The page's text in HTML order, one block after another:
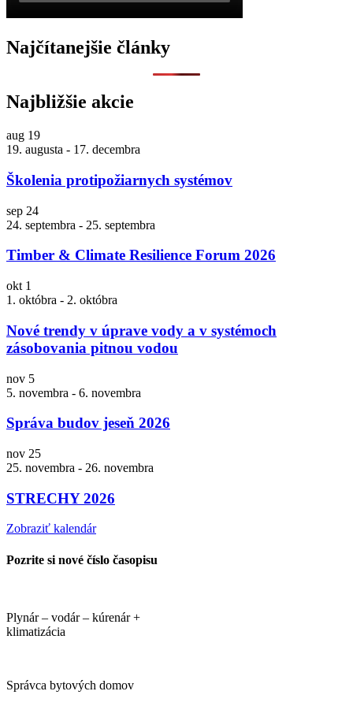
Najčítanejšie články
Najbližšie akcie
aug 19
19. augusta - 17. decembra
Školenia protipožiarnych systémov
sep 24
24. septembra - 25. septembra
Timber & Climate Resilience Forum 2026
okt 1
1. októbra - 2. októbra
Nové trendy v úprave vody a v systémoch
zásobovania pitnou vodou
nov 5
5. novembra - 6. novembra
Správa budov jeseň 2026
nov 25
25. novembra - 26. novembra
STRECHY 2026
Zobraziť kalendár
Pozrite si nové číslo časopisu
Plynár – vodár – kúrenár +
klimatizácia
Správca bytových domov